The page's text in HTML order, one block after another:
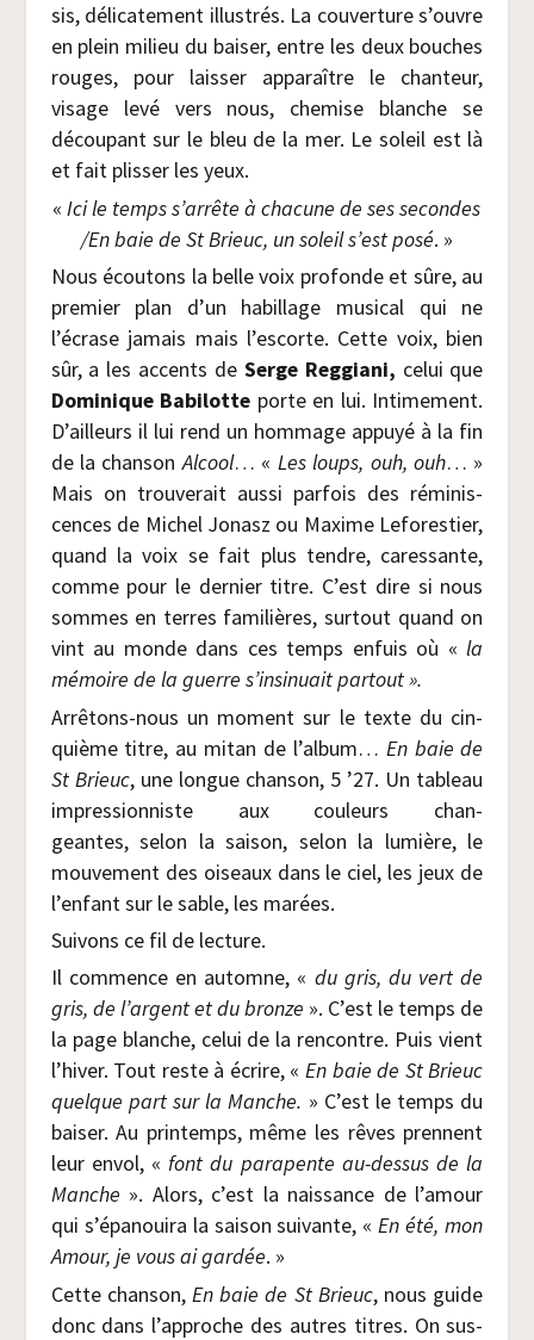
sis, déli­ca­te­ment illus­trés. La cou­ver­ture s’ouvre
en plein milieu du bai­ser, entre les deux bouches
rouges, pour lais­ser appa­raître le chan­teur,
visage levé vers nous, che­mise blanche se
décou­pant sur le bleu de la mer. Le soleil est là
et fait plis­ser les yeux.
«Ici le temps s’arrête à cha­cune de ses secondes
/​En baie de St Brieuc, un soleil s’est posé. »
Nous écou­tons la belle voix pro­fonde et sûre, au
pre­mier plan d’un habillage musi­cal qui ne
l’écrase jamais mais l’escorte. Cette voix, bien
sûr, a les accents de Serge Reg­gia­ni, celui que
Domi­nique Babi­lotte porte en lui. Inti­me­ment.
D’ailleurs il lui rend un hom­mage appuyé à la fin
de la chan­sonAlcool… « Les loups, ouh, ouh… »
Mais on trou­ve­rait aus­si par­fois des rémi­nis­
cences de Michel Jonasz ou Maxime Lefo­res­tier,
quand la voix se fait plus tendre, cares­sante,
comme pour le der­nier titre. C’est dire si nous
sommes en terres fami­lières, sur­tout quand on
vint au monde dans ces temps enfuis où «la
mémoire de la guerre s’insinuait partout ».
Arrê­tons-nous un moment sur le texte du cin­
quième titre, au mitan de l’album… En baie de
St Brieuc, une longue chan­son, 5 ’27. Un tableau
impres­sion­niste aux cou­leurs chan­
geantes, selon la sai­son, selon la lumière, le
mou­ve­ment des oiseaux dans le ciel, les jeux de
l’enfant sur le sable, les marées.
Sui­vons ce fil de lecture.
Il com­mence en automne, « du gris, du vert de
gris, de l’argent et du bronze ». C’est le temps de
la page blanche, celui de la ren­contre. Puis vient
l’hiver. Tout reste à écrire, «En baie de StBrieuc
quelque part sur la Manche. » C’est le temps du
bai­ser. Au prin­temps, même les rêves prennent
leur envol, «font du para­pente au-des­sus de la
Manche ». Alors, c’est la nais­sance de l’amour
qui s’épanouira la sai­son sui­vante, «En été, mon
Amour, je vous ai gar­dée. »
Cette chan­son,En baie de St Brieuc, nous guide
donc dans l’approche des autres titres. On sus­